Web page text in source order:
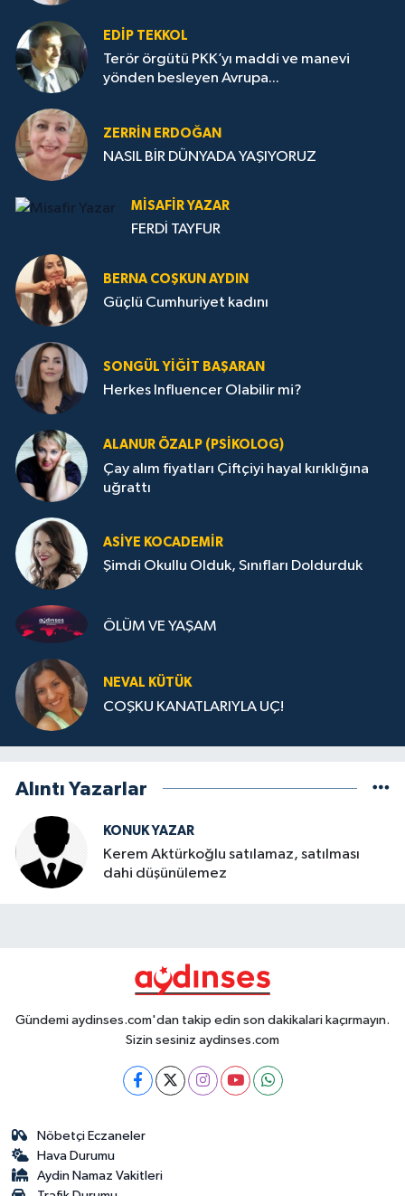
EDIP TEKKOL
Terör örgütü PKK’yı maddi ve manevi
yönden besleyen Avrupa...
ZERRIN ERDOĞAN
NASIL BİR DÜNYADA YAŞIYORUZ
MISAFIR YAZAR
FERDİ TAYFUR
BERNA COŞKUN AYDIN
Güçlü Cumhuriyet kadını
SONGÜL YIĞIT BAŞARAN
Herkes Influencer Olabilir mi?
ALANUR ÖZALP (PSIKOLOG)
Çay alım fiyatları Çiftçiyi hayal kırıklığına
uğrattı
ASIYE KOCADEMİR
Şimdi Okullu Olduk, Sınıfları Doldurduk
ÖLÜM VE YAŞAM
NEVAL KÜTÜK
COŞKU KANATLARIYLA UÇ!
Alıntı Yazarlar
KONUK YAZAR
Kerem Aktürkoğlu satılamaz, satılması
dahi düşünülemez
Gündemi aydinses.com'dan takip edin son dakikalari kaçırmayın.
Sizin sesiniz aydinses.com
Nöbetçi Eczaneler
Hava Durumu
Aydin Namaz Vakitleri